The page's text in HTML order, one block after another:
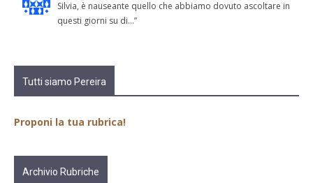
Silvia, è nauseante quello che abbiamo dovuto ascoltare in
questi giorni su di…”
Tutti siamo Pereira
Proponi la tua rubrica!
Archivio Rubriche